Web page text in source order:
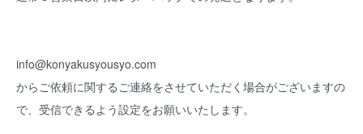
info@konyakusyousyo.com
からご依頼に関するご連絡をさせていただく場合がございますの
で、受信できるよう設定をお願いいたします。